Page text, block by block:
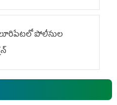
పోలీసుల